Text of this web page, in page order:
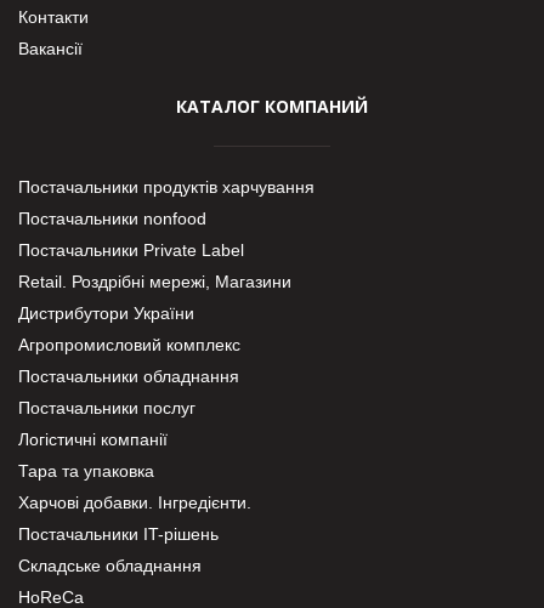
Контакти
Вакансії
КАТАЛОГ КОМПАНИЙ
Постачальники продуктів харчування
Постачальники nonfood
Постачальники Private Label
Retail. Роздрібні мережі, Магазини
Дистрибутори України
Агропромисловий комплекс
Постачальники обладнання
Постачальники послуг
Логістичні компанії
Тара та упаковка
Харчові добавки. Інгредієнти.
Постачальники IT-рішень
Складське обладнання
HoReCa